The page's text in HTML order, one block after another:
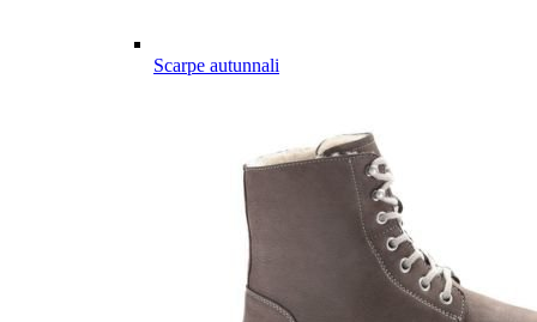
Scarpe autunnali